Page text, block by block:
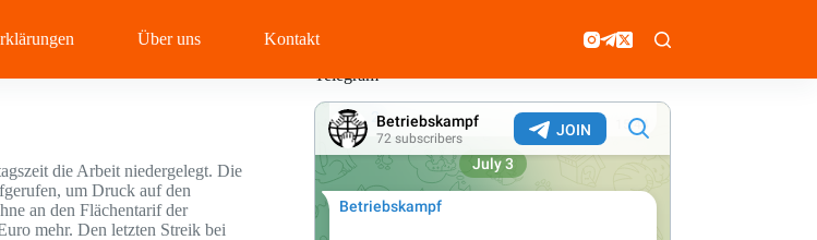
Über uns
Kontakt
die Arbeit niedergelegt. Die
um Druck auf den
an den Flächentarif der
mehr. Den letzten Streik bei
Telegram